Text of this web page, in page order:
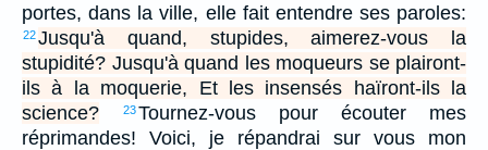
portes, dans la ville, elle fait entendre ses paroles:
22Jusqu'à quand, stupides, aimerez-vous la
stupidité? Jusqu'à quand les moqueurs se plairont-
ils à la moquerie, Et les insensés haïront-ils la
science?
23Tournez-vous pour écouter mes
réprimandes! Voici, je répandrai sur vous mon